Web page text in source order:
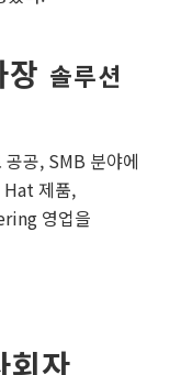
솔루션
공, SMB 분야에
제품,
영업을
회자